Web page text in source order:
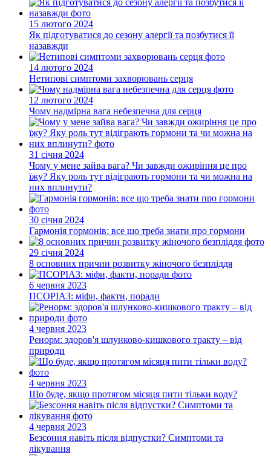
15 лютого 2024
Як підготуватися до сезону алергії та позбутися її
назавжди
14 лютого 2024
Нетипові симптоми захворювань серця
12 лютого 2024
Чому надмірна вага небезпечна для серця
31 січня 2024
Чому у мене зайва вага? Чи завжди ожиріння це про
їжу? Яку роль тут відіграють гормони та чи можна на
них вплинути?
30 січня 2024
Гармонія гормонів: все що треба знати про гормони
29 січня 2024
8 основних причин розвитку жіночого безпліддя
6 червня 2023
ПСОРІАЗ: міфи, факти, поради
4 червня 2023
Ренорм: здоров'я шлунково-кишкового тракту – від
природи
4 червня 2023
Що буде, якщо протягом місяця пити тільки воду?
4 червня 2023
Безсоння навіть після відпустки? Симптоми та
лікування